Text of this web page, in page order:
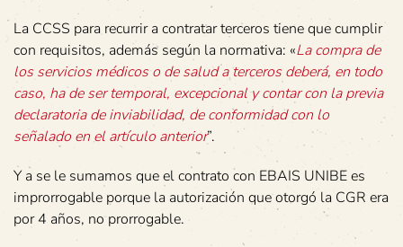
La CCSS para recurrir a contratar terceros tiene que cumplir
con requisitos, además según la normativa: «La compra de
los servicios médicos o de salud a terceros deberá, en todo
caso, ha de ser temporal, excepcional y contar con la previa
declaratoria de inviabilidad, de conformidad con lo
señalado en el artículo anterior”.
Y a se le sumamos que el contrato con EBAIS UNIBE es
improrrogable porque la autorización que otorgó la CGR era
por 4 años, no prorrogable.